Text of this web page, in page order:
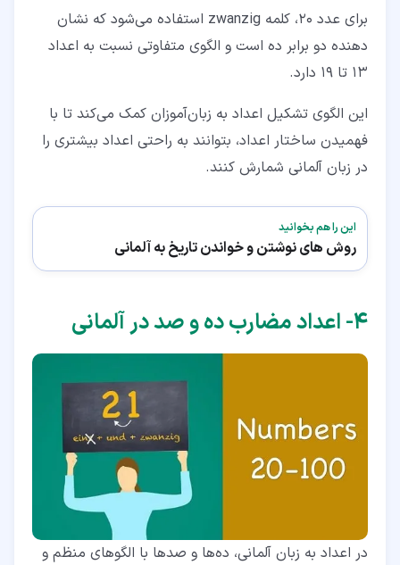
برای عدد 20، کلمه zwanzig استفاده می‌شود که نشان
دهنده دو برابر ده است و الگوی متفاوتی نسبت به اعداد
13 تا 19 دارد.
این الگوی تشکیل اعداد به زبان‌آموزان کمک می‌کند تا با
فهمیدن ساختار اعداد، بتوانند به راحتی اعداد بیشتری را
در زبان آلمانی شمارش کنند.
این را هم بخوانید
روش های نوشتن و خواندن تاریخ به آلمانی
۴‏- اعداد مضارب ده و صد در آلمانی
در اعداد به زبان آلمانی، ده‌ها و صدها با الگوهای منظم و